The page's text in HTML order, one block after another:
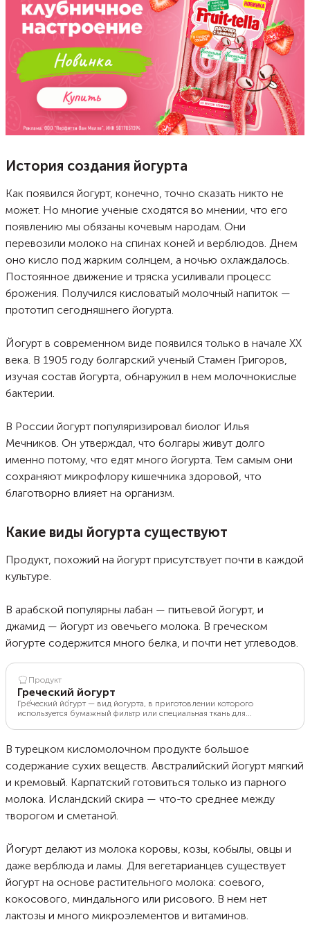
История создания йогурта
Как появился йогурт, конечно, точно сказать никто не
может. Но многие ученые сходятся во мнении, что его
появлению мы обязаны кочевым народам. Они
перевозили молоко на спинах коней и верблюдов. Днем
оно кисло под жарким солнцем, а ночью охлаждалось.
Постоянное движение и тряска усиливали процесс
брожения. Получился кисловатый молочный напиток —
прототип сегодняшнего йогурта.
Йогурт в современном виде появился только в начале XX
века. В 1905 году болгарский ученый Стамен Григоров,
изучая состав йогурта, обнаружил в нем молочнокислые
бактерии.
В России йогурт популяризировал биолог Илья
Мечников. Он утверждал, что болгары живут долго
именно потому, что едят много йогурта. Тем самым они
сохраняют микрофлору кишечника здоровой, что
благотворно влияет на организм.
Какие виды йогурта существуют
Продукт, похожий на йогурт присутствует почти в каждой
культуре.
В арабской популярны лабан — питьевой йогурт, и
джамид — йогурт из овечьего молока. В греческом
йогурте содержится много белка, и почти нет углеводов.
Продукт
Греческий йогурт
Гре́ческий йо́гурт — вид йогурта, в приготовлении которого
используется бумажный фильтр или специальная ткань для
используется исключительно овечье молоко. Подобный способ делает
одновременно.
В турецком кисломолочном продукте большое
содержание сухих веществ. Австралийский йогурт мягкий
и кремовый. Карпатский готовиться только из парного
молока. Исландский скира — что-то среднее между
творогом и сметаной.
Йогурт делают из молока коровы, козы, кобылы, овцы и
даже верблюда и ламы. Для вегетарианцев существует
йогурт на основе растительного молока: соевого,
кокосового, миндального или рисового. В нем нет
лактозы и много микроэлементов и витаминов.